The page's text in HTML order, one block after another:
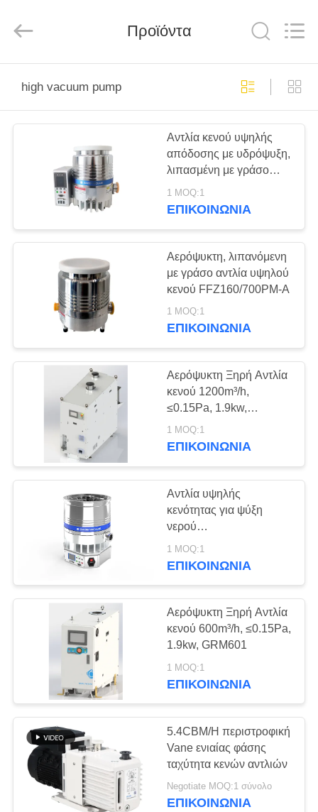
ΠΡΟΪΌΝΤΑ
ΣΧΕΤΙΚΆ
ΕΜΆΣ
ΕΠΙΣΚΕΨΉ
ΕΡΓΟΣΤΑΣΊΟΥ
ΈΛΕΓΧΟΣ
ΠΟΙΌΤΗΤΑΣ
ΕΠΙΚΟΙΝΩΝΉΣΤΕ
ΖΗΤΉΣΤΕ
ΜΙΑ
ΠΡΟΣΦΟΡΆ
COMPRESSOR
SITEMAP
ΠΟΛΙΤΙΚΉ
ΑΠΟΡΡΉΤΟΥ
Equipment
Προϊόντα
high vacuum pump
Αντλία κενού υψηλής
απόδοσης με υδρόψυξη,
λιπασμένη με γράσο
DFFZ160/700PM-W
1 MOQ:1
ΕΠΙΚΟΙΝΩΝΊΑ
Αερόψυκτη, λιπανόμενη
με γράσο αντλία υψηλού
κενού FFZ160/700PM-A
1 MOQ:1
ΕΠΙΚΟΙΝΩΝΊΑ
Αερόψυκτη Ξηρή Αντλία
κενού 1200m³/h,
≤0.15Pa, 1.9kw,
GRM1201
1 MOQ:1
ΕΠΙΚΟΙΝΩΝΊΑ
Αντλία υψηλής
κενότητας για ψύξη
νερού
DFFZ250/2000PM-W
2000 L/S για
1 MOQ:1
ΕΠΙΚΟΙΝΩΝΊΑ
Αερόψυκτη Ξηρή Αντλία
κενού 600m³/h, ≤0.15Pa,
1.9kw, GRM601
1 MOQ:1
ΕΠΙΚΟΙΝΩΝΊΑ
5.4CBM/H περιστροφική
Vane ενιαίας φάσης
ταχύτητα κενών αντλιών
Negotiate MOQ:1 σύνολο
ΕΠΙΚΟΙΝΩΝΊΑ